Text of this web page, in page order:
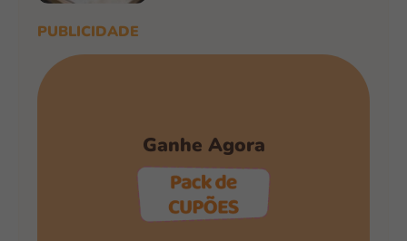
PUBLICIDADE
Ganhe Agora